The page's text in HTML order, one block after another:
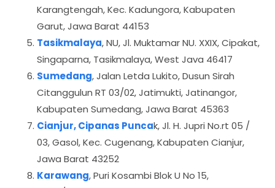
Karangtengah, Kec. Kadungora, Kabupaten
Garut, Jawa Barat 44153
Tasikmalaya, NU, Jl. Muktamar NU. XXIX, Cipakat,
Singaparna, Tasikmalaya, West Java 46417
Sumedang, Jalan Letda Lukito, Dusun Sirah
Citanggulun RT 03/02, Jatimukti, Jatinangor,
Kabupaten Sumedang, Jawa Barat 45363
Cianjur, Cipanas Puncak, Jl. H. Jupri No.rt 05 /
03, Gasol, Kec. Cugenang, Kabupaten Cianjur,
Jawa Barat 43252
Karawang, Puri Kosambi Blok U No 15,